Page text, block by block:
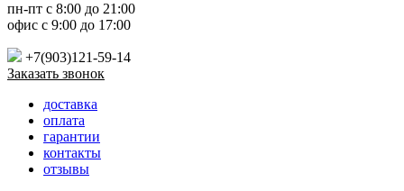
пн-пт с 8:00 до 21:00
офис с 9:00 до 17:00
+7(903)121-59-14
Заказать звонок
доставка
оплата
гарантии
контакты
отзывы